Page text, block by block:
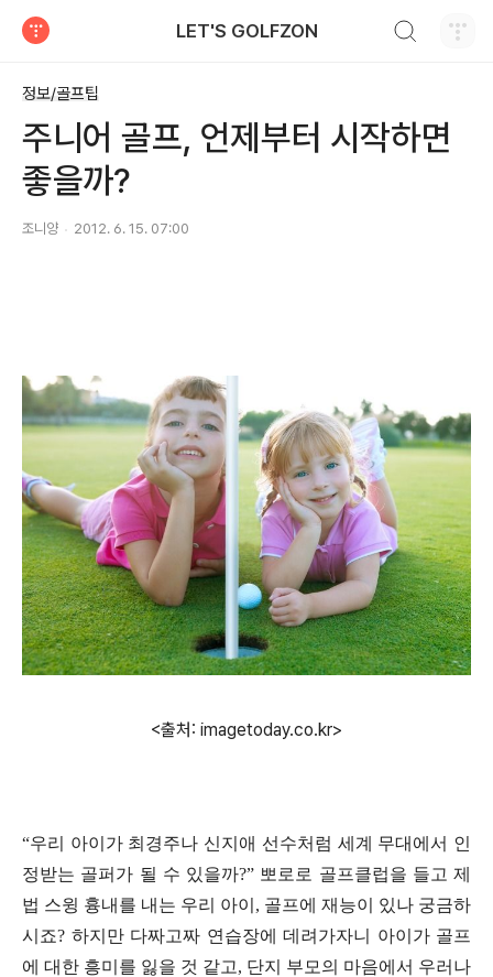
LET'S GOLFZON
정보/골프팁
주니어 골프, 언제부터 시작하면
좋을까?
조니양 2012. 6. 15. 07:00
<출처: imagetoday.co.kr>
“우리 아이가 최경주나 신지애 선수처럼 세계 무대에서 인
정받는 골퍼가 될 수 있을까?” 뽀로로 골프클럽을 들고 제
법 스윙 흉내를 내는 우리 아이 , 골프에 재능이 있나 궁금하
시죠? 하지만 다짜고짜 연습장에 데려가자니 아이가 골프
에 대한 흥미를 잃을 것 같고, 단지 부모의 마음에서 우러나